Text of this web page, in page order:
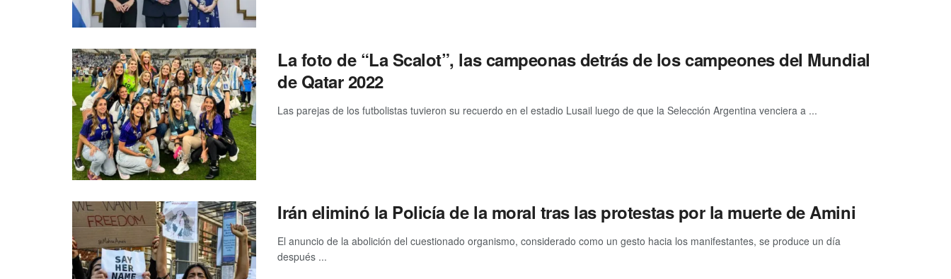
La foto de “La Scalot”, las campeonas detrás de los campeones del Mundial
de Qatar 2022
Las parejas de los futbolistas tuvieron su recuerdo en el estadio Lusail luego de que la Selección Argentina venciera a ...
Irán eliminó la Policía de la moral tras las protestas por la muerte de Amini
El anuncio de la abolición del cuestionado organismo, considerado como un gesto hacia los manifestantes, se produce un día
después ...